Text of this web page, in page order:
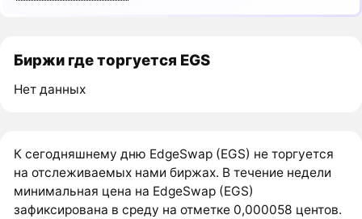
Биржи где торгуется EGS
Нет данных
К сегодняшнему дню EdgeSwap (EGS) не торгуется
на отслеживаемых нами биржах. В течение недели
минимальная цена на EdgeSwap (EGS)
зафиксирована в среду на отметке 0,000058 центов.